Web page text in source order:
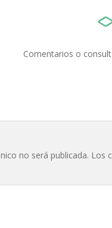
Comentarios o
no será publicada. Los